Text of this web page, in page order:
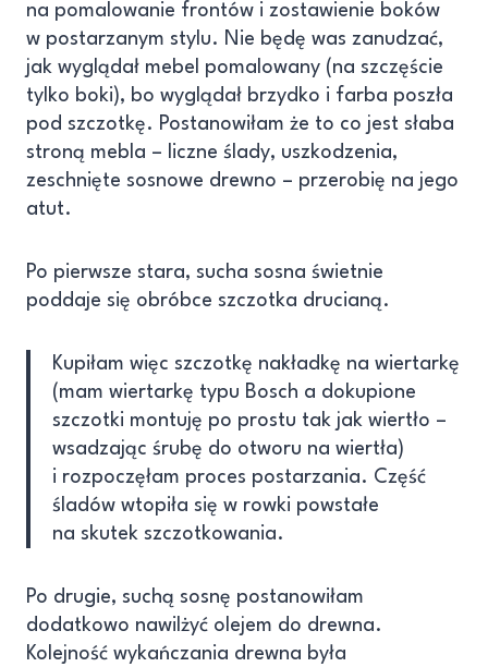
na pomalowanie frontów i zostawienie boków
w postarzanym stylu. Nie będę was zanudzać,
jak wyglądał mebel pomalowany (na szczęście
tylko boki), bo wyglądał brzydko i farba poszła
pod szczotkę. Postanowiłam że to co jest słaba
stroną mebla – liczne ślady, uszkodzenia,
zeschnięte sosnowe drewno – przerobię na jego
atut.
Po pierwsze stara, sucha sosna świetnie
poddaje się obróbce szczotka drucianą.
Kupiłam więc szczotkę nakładkę na wiertarkę
(mam wiertarkę typu Bosch a dokupione
szczotki montuję po prostu tak jak wiertło –
wsadzając śrubę do otworu na wiertła)
i rozpoczęłam proces postarzania. Część
śladów wtopiła się w rowki powstałe
na skutek szczotkowania.
Po drugie, suchą sosnę postanowiłam
dodatkowo nawilżyć olejem do drewna.
Kolejność wykańczania drewna była